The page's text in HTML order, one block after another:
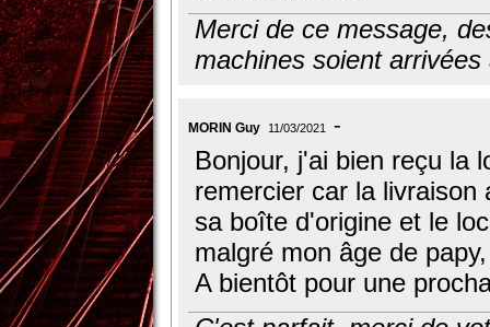
Merci de ce message,
machines soient
MORIN Guy 11/03/2021
Bonjour, j'ai bien reçu la
remercier car la
sa boîte d'origine et le
malgré mon âge de
A bientôt pour une